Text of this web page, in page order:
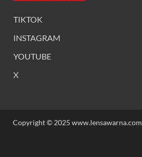
TIKTOK
INSTAGRAM
YOUTUBE
X
Copyright © 2025 www.lensawarna.com